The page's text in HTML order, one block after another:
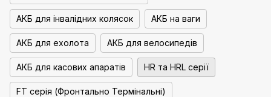
АКБ для інвалідних колясок АКБ на ваги
АКБ для ехолота АКБ для велосипедів
АКБ для касових апаратів HR та HRL серії
FT серія (Фронтально Термінальні)